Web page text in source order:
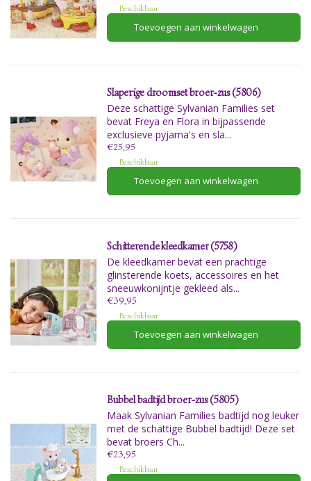
Beschikbaar
Toevoegen aan winkelwagen
Slaperige droomset broer-zus (5806)
Deze schattige Sylvanian Families set
bevat Freya en Flora in bijpassende
exclusieve pyjama's en sla...
€25,95
Beschikbaar
Toevoegen aan winkelwagen
Schitterende kleedkamer (5758)
De kleedkamer bevat een prachtige
glinsterende koets, accessoires en het
sneeuwkonijntje gekleed als...
€39,95
Beschikbaar
Toevoegen aan winkelwagen
Bubbel badtijd broer-zus (5805)
Maak Sylvanian Families badtijd nog leuker
met de schattige Bubbel badtijd! Deze set
bevat broers Ch...
€23,95
Beschikbaar